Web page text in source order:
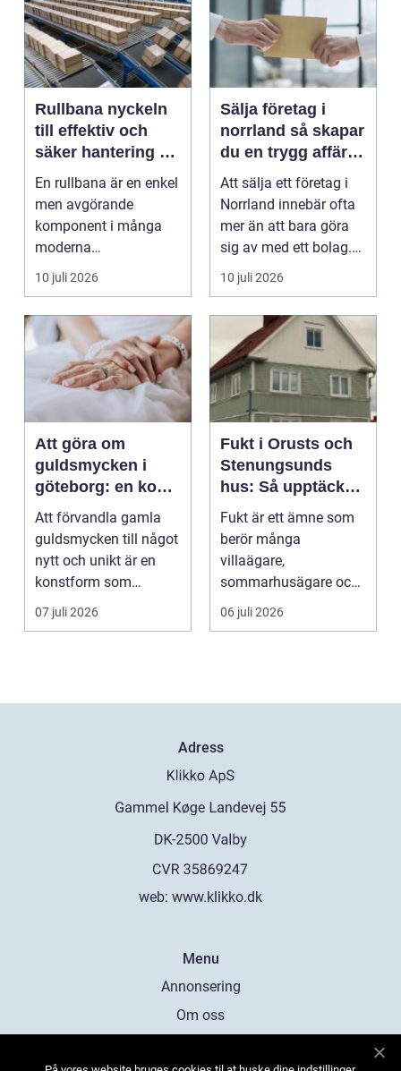
Rullbana nyckeln
till effektiv och
säker hantering av
gods
En rullbana är en enkel
men avgörande
komponent i många
moderna
verksamheter. Den
används för att fl...
10 juli 2026
Sälja företag i
norrland så skapar
du en trygg affär
från start till mål
Att sälja ett företag i
Norrland innebär ofta
mer än att bara göra
sig av med ett bolag.
För många ä...
10 juli 2026
Att göra om
guldsmycken i
göteborg: en konst
att förnya det
gamla
Att förvandla gamla
guldsmycken till något
nytt och unikt är en
konstform som
kombinerar
traditionel...
07 juli 2026
Fukt i Orusts och
Stenungsunds
hus: Så upptäcker
och åtgärdar du
problemet
Fukt är ett ämne som
berör många
villaägare,
sommarhusägare och
bosta...
06 juli 2026
Adress
web: www.klikko.dk
Menu
Annonsering
Om oss